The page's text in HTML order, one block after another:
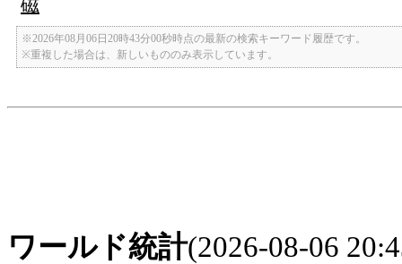
※2026年08月06日20時43分00秒時点の最新の検索キーワード履歴です。
※重複した場合は、新しいもののみ表示しています。
ワールド統計(2026-08-06